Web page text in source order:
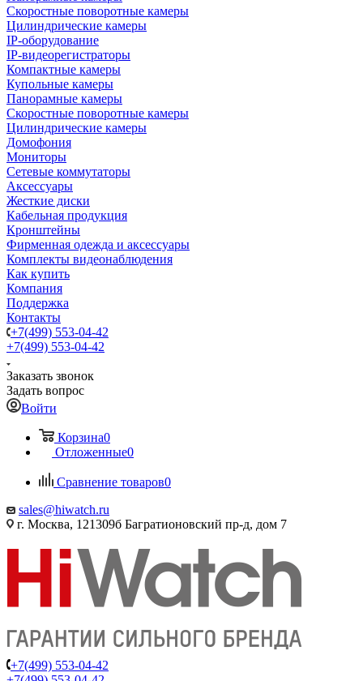
Скоростные поворотные камеры
Цилиндрические камеры
IP-оборудование
IP-видеорегистраторы
Компактные камеры
Купольные камеры
Панорамные камеры
Скоростные поворотные камеры
Цилиндрические камеры
Домофония
Мониторы
Сетевые коммутаторы
Аксессуары
Жесткие диски
Кабельная продукция
Кронштейны
Фирменная одежда и аксессуары
Комплекты видеонаблюдения
Как купить
Компания
Поддержка
Контакты
+7(499) 553-04-42
+7(499) 553-04-42
Заказать звонок
Задать вопрос
Войти
Корзина0
Отложенные0
Сравнение товаров0
sales@hiwatch.ru
г. Москва, 121309б Багратионовский пр-д, дом 7
+7(499) 553-04-42